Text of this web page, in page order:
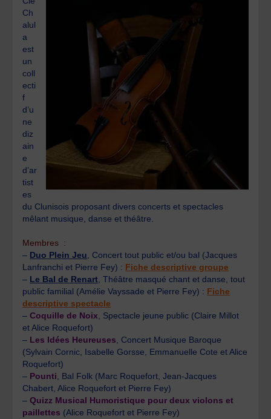
Ch
alul
a
est
un
coll
ecti
f
d’u
ne
diz
ain
e
d’ar
tist
es
du Clunisois proposant divers concerts et spectacles
mêlant musique, danse et théâtre.
Membres :
– Duo Plein Jeu , Concert tout public et/ou bal (Jacques
Lanfranchi et Pierre Fey) : Fiche descriptive groupe
– Le Bal de Renart , Théâtre masqué chant et danse, tout
public familial (Amélie Vayssade et Pierre Fey) : Fiche
descriptive spectacle
–Coquille de Noix , Spectacle jeune public (Claire Millot
et Alice Roquefort)
– Les Idées Heureuses , Concert Musique Baroque
(Sylvain Cornic, Isabelle Gorsse, Emmanuelle Cote et Alice
Roquefort)
– Pounti , Bal Folk (Marc Roquefort, Jean-Jacques
Chabert, Alice Roquefort et Pierre Fey)
–Quizz Musical Humoristique pour deux violons et
paillettes (Alice Roquefort et Pierre Fey)